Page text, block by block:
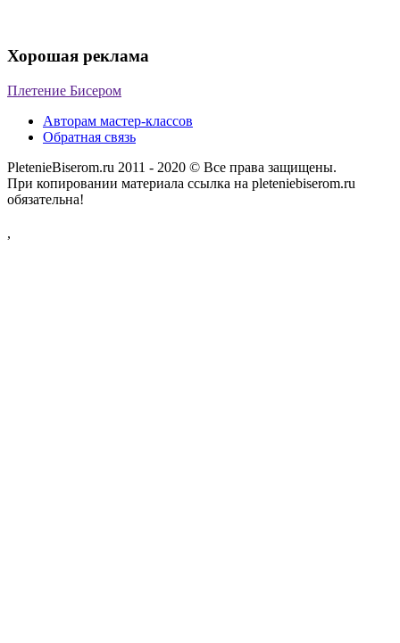
Хорошая реклама
Плетение Бисером
Авторам мастер-классов
Обратная связь
PletenieBiserom.ru 2011 - 2020 © Все права защищены.
При копировании материала ссылка на pleteniebiserom.ru
обязательна!
,